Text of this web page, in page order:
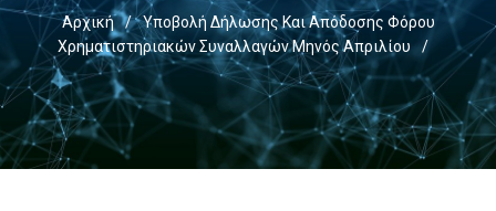
Αρχική /
Υποβολή Δήλωσης Και Απόδοσης Φόρου
Χρηματιστηριακών Συναλλαγών Μηνός Απριλίου
/